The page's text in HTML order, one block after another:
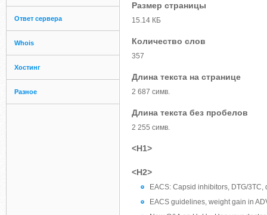
Ответ сервера
Whois
Хостинг
Разное
Размер страницы
15.14 КБ
Количество слов
357
Длина текста на странице
2 687 симв.
Длина текста без пробелов
2 255 симв.
<H1>
<H2>
EACS: Capsid inhibitors, DTG/
EACS guidelines, weight gain in